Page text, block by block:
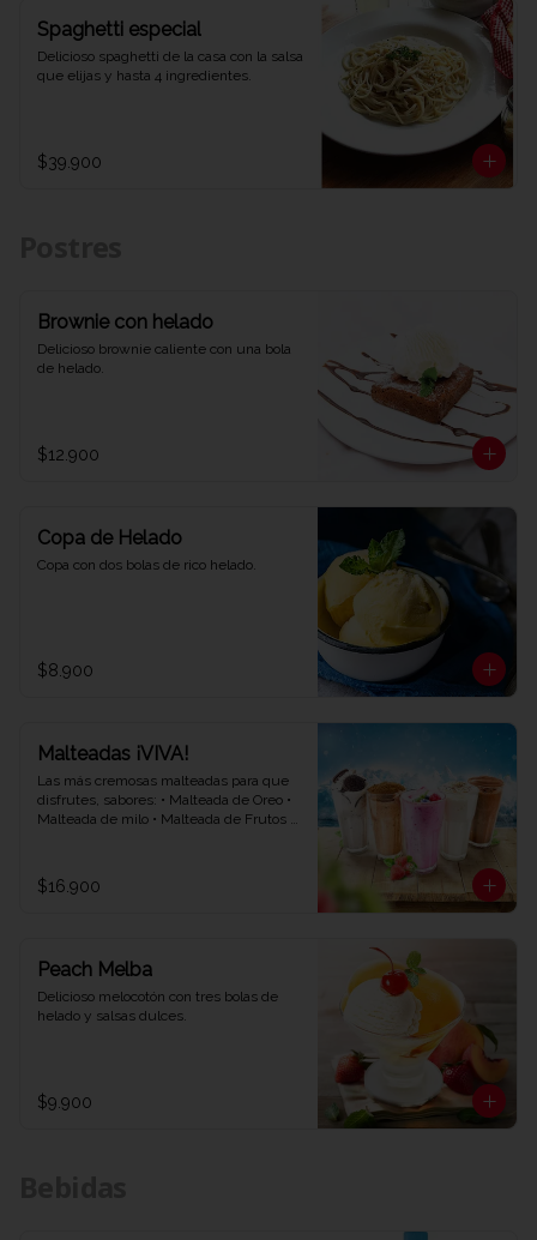
Spaghetti especial
Delicioso spaghetti de la casa con la salsa
que elijas y hasta 4 ingredientes.
$39.900
Brownie con helado
Delicioso brownie caliente con una bola
de helado.
$12.900
Copa de Helado
Copa con dos bolas de rico helado.
$8.900
Malteadas ¡VIVA!
Las más cremosas malteadas para que
disfrutes, sabores: • Malteada de Oreo •
Malteada de milo • Malteada de Frutos
$16.900
Peach Melba
Delicioso melocotón con tres bolas de
helado y salsas dulces.
$9.900